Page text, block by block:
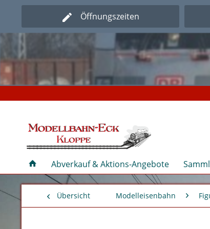
Öffnungszeiten
Abverkauf & Aktions-Angebote
Übersicht Modelleisenbahn